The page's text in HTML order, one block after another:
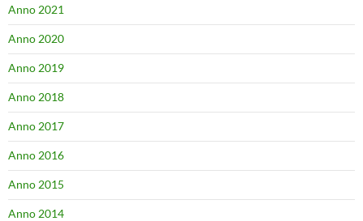
Anno 2021
Anno 2020
Anno 2019
Anno 2018
Anno 2017
Anno 2016
Anno 2015
Anno 2014